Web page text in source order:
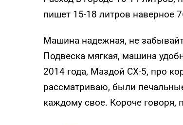
пишет 15-18 литров наверное
Машина надежная, не
Подвеска мягкая, машина
2014 года, Маздой СХ-5, про
рассматриваю, были
каждому свое. Короче говоря,